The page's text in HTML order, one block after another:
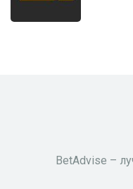
BetAdvise –